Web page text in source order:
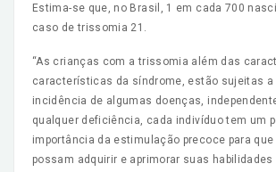
Estima-se que, no Brasil, 1 em cada 700
caso de trissomia 21.
“As crianças com a trissomia além das
características da síndrome, estão sujeitas a
incidência de algumas doenças,
qualquer deficiência, cada indivíduo tem um
importância da estimulação precoce para
possam adquirir e aprimorar suas